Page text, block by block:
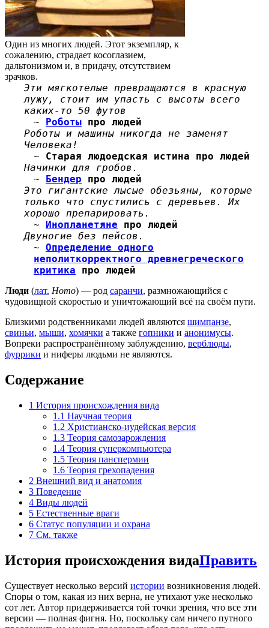
Один из многих людей. Этот экземпляр, к
сожалению, страдает косоглазием,
дальтонизмом и, в придачу, отсутствием
зрачков.
Эти мягкотелые превращаются в красную
лужу, стоит им упасть с высоты всего
каких-то 50 футов
~ Роботы про людей
Роботы и машины никогда не заменят
Человека!
~ Старая людоедская истина про людей
Начинки для гробов.
~ Бендер про людей
Это гигантские лысые обезьяны, которые
только что спустились с деревьев. Их
хорошо препарировать.
~ Инопланетяне про людей
Двуногие без пейсов.
~ Определение одного
неполиткорректного древнегреческого
критика про людей
Люди (лат. Homo) — род саранчи, размножающийся с
чудовищной скоростью и уничтожающий всё на своём пути.
Близкими родственниками людей являются шимпанзе,
свиньи, мыши, хомячки а также гопники и анонимусы.
Вопреки распространённому заблуждению, верблюды,
фуррики и ниферы людьми не являются.
Содержание
1 История происхождения вида
1.1 Научная теория
1.2 Христианско-иудейская версия
1.3 Теория самозарождения
1.4 Теория суперкомпьютера
1.5 Теория панспермии
1.6 Теория грехопадения
2 Внешний вид и анатомия
3 Поведение
4 Виды людей
5 Естественные враги
6 Статус популяции и охрана
7 См. также
История происхождения видаПравить
Существует несколько версий истории возникновения людей.
Споры о том, какая из них верна, не утихают уже несколько
сот лет. Автор придерживается той точки зрения, что все эти
версии — полная фигня. Но, поскольку сам ничего путного